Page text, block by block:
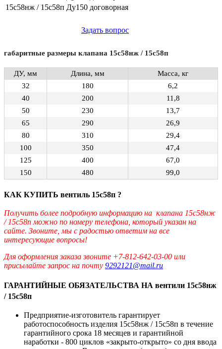
15с58нж / 15с58п Ду150 договорная
Задать вопрос
габаритные размеры клапана 15с58нж / 15с58п
ДУ, мм Длина, мм
Масса, кг
32
180
6,2
40
200
11,8
50
230
13,7
65
290
26,9
80
310
29,4
100
350
47,4
125
400
67,0
150
480 99,0
КАК КУПИТЬ вентиль 15с58п ?
Получить более подробную информацию на клапана 15с58нж
/ 15с58п можно по номеру телефона, который указан на
сайте. Звоните, мы с радостью ответим на все
интересующие вопросы!
Для оформления заказа звоните +7-812-642-03-00 или
присылайте запрос на почту 9292121@mail.ru
ГАРАНТИЙНЫЕ ОБЯЗАТЕЛЬСТВА НА вентили 15с58нж
/ 15с58п
Предприятие-изготовитель гарантирует
работоспособность изделия 15с58нж / 15с58п в течение
гарантийного срока 18 месяцев и гарантийной
наработки - 800 циклов «закрыто-открыто» со дня ввода